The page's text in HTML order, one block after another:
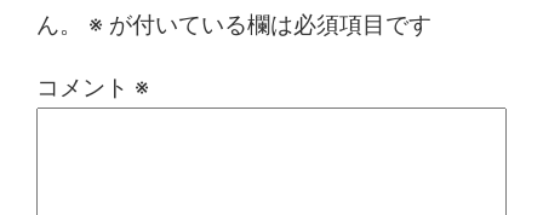
ん。
※ が付いている欄は必須項目です
コメント ※